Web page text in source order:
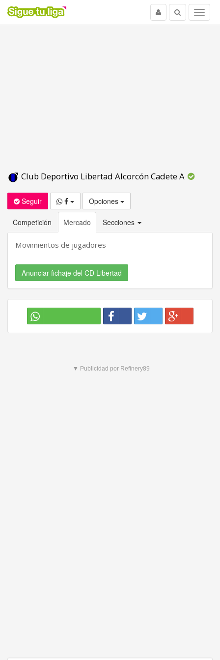
Menu
Buscar
Usuario
Club Deportivo Libertad Alcorcón Cadete A
Seguir Opciones
Competición Mercado Secciones
Movimientos de jugadores
Anunciar fichaje del CD Libertad
▼ Publicidad por Refinery89